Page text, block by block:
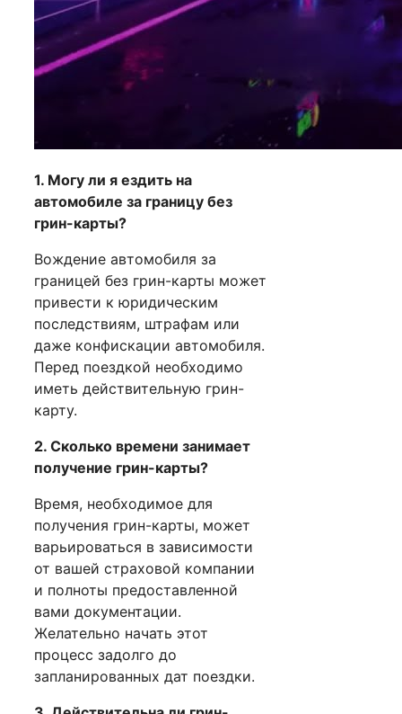
1. Могу ли я ездить на
автомобиле за границу без
грин-карты?
Вождение автомобиля за
границей без грин-карты может
привести к юридическим
последствиям, штрафам или
даже конфискации автомобиля.
Перед поездкой необходимо
иметь действительную грин-
карту.
2. Сколько времени занимает
получение грин-карты?
Время, необходимое для
получения грин-карты, может
варьироваться в зависимости
от вашей страховой компании
и полноты предоставленной
вами документации.
Желательно начать этот
процесс задолго до
запланированных дат поездки.